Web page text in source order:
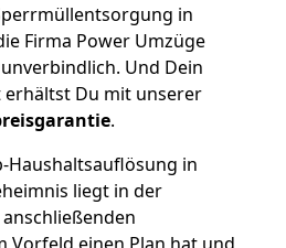
in
Firma Power Umzüge
Und Dein
Du mit unserer
.
Haushaltsauflösung in
liegt in der